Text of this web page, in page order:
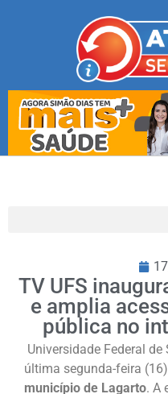
TV UFS
e amplia
pública no
Universidade Federal
última segunda-feira
município de Lagarto. A